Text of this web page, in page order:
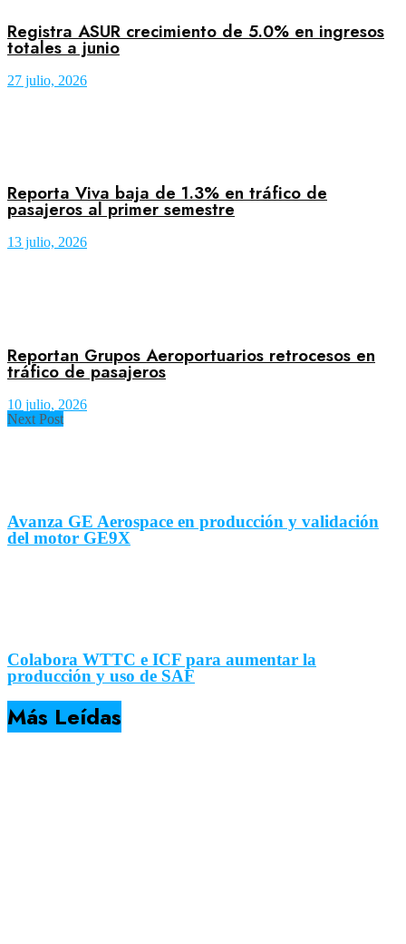
Registra ASUR crecimiento de 5.0% en ingresos
totales a junio
27 julio, 2026
Reporta Viva baja de 1.3% en tráfico de
pasajeros al primer semestre
13 julio, 2026
Reportan Grupos Aeroportuarios retrocesos en
tráfico de pasajeros
10 julio, 2026
Next Post
Avanza GE Aerospace en producción y validación
del motor GE9X
Colabora WTTC e ICF para aumentar la
producción y uso de SAF
Más Leídas